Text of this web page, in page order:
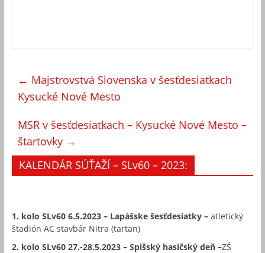
← Majstrovstvá Slovenska v šesťdesiatkach
Kysucké Nové Mesto
MSR v šesťdesiatkach – Kysucké Nové Mesto –
štartovky →
KALENDÁR SÚŤAŽÍ – SLv60 – 2023:
1. kolo SLv60 6.5.2023 – Lapášske šesťdesiatky– atletický
štadión AC stavbár Nitra (tartan)
2. kolo SLv60 27.-28.5.2023 – Spišský hasičský deň –ZŠ